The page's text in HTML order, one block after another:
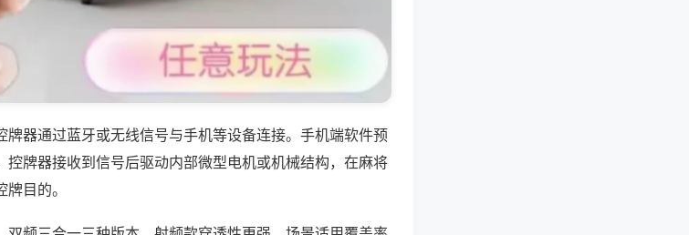
器通过蓝牙或无线信号与手机等设备连接。手机端软件预
牌器接收到信号后驱动内部微型电机或机械结构，在麻将
目的。